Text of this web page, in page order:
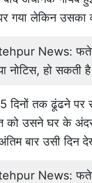
गया लेकिन उसका
News:
नोटिस, हो सकती है
दिनों तक ढूंढने पर
को उसने घर के
बार उसी दिन
News: